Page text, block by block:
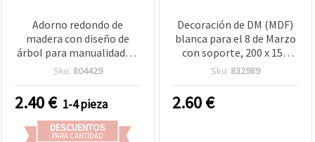
Adorno redondo de
madera con diseño de
árbol para manualidades,
120 x 5 mm - 1 unidad
Sku: 804429
2.40€ 1-4 pieza
DESCUENTOS
PARA CANTIDAD
Decoración de DM (MDF)
blanca para el 8 de Marzo
con soporte, 200 x 150
mm
Sku: 832989
2.60€